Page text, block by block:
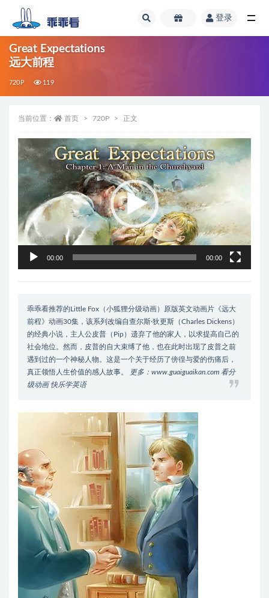
登录
Great Expectations
远大前程
720P 119
当前位置： 首页 720P 正文
视
频
播
放
00:00 00:00
乖乖看推荐的Little Fox（小狐狸分级动画）原版英文动画片《远大
前程》动画30集，该系列改编自查尔斯·狄更斯（Charles Dickens）
的经典小说，主人公皮普（Pip）遗弃了他的家人，以求提高自己的
社会地位。然而，皮普的自大束缚了他，也在此时出现了皮普之前
遇到过的一个神秘人物。这是一个关于经历了傍徨与爱的伤痛后，
真正领悟人生价值的感人故事。
更多：www.guaiguaikan.com 看分
级动画 快乐学英语